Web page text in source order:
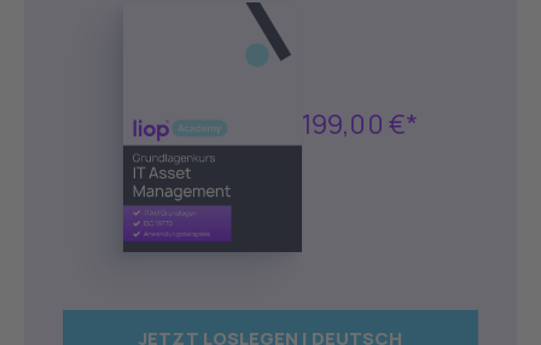
199,00 €*
JETZT LOSLEGEN | DEUTSCH